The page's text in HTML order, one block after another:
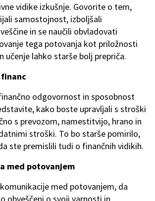
vidike izkušnje. Govorite o tem,
samostojnost, izboljšali
in se naučili obvladovati
tega potovanja kot priložnosti
učenje lahko starše bolj prepriča.
odgovornost in sposobnost
kako boste upravljali s stroški
s prevozom, namestitvijo, hrano in
stroški. To bo starše pomirilo,
ste premislili tudi o finančnih vidikih.
med potovanjem
med potovanjem, da
obveščeni o svoji varnosti in